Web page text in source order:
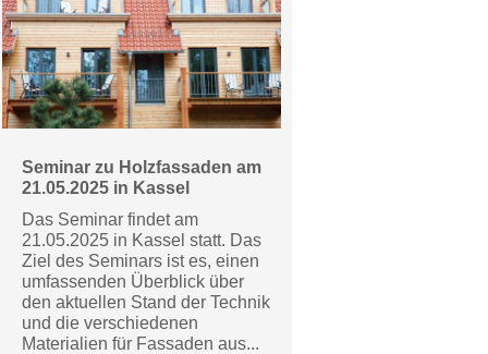
Seminar zu Holzfassaden am
21.05.2025 in Kassel
Das Seminar findet am
21.05.2025 in Kassel statt. Das
Ziel des Seminars ist es, einen
umfassenden Überblick über
den aktuellen Stand der Technik
und die verschiedenen
Materialien für Fassaden aus...